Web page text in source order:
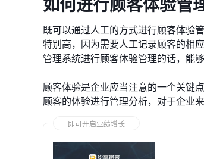
既可以通过人工的方式进行顾客体验
特别高，因为需要人工记录顾客的相
管理系统进行顾客体验管理的话，能
顾客体验是企业应当注意的一个关键
顾客的体验进行管理分析，对于企业
即可开启业绩增长